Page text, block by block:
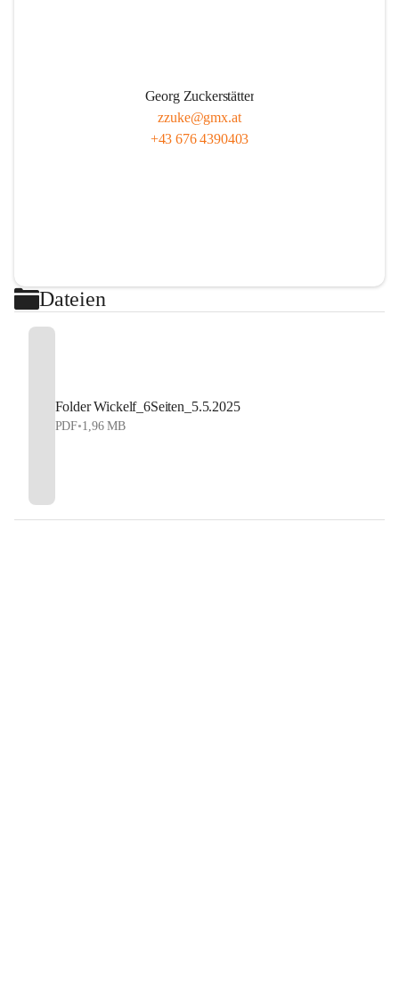
Georg Zuckerstätter
zzuke@gmx.at
+43 676 4390403
Dateien
Folder Wickelf_6Seiten_5.5.2025
PDF•1,96 MB